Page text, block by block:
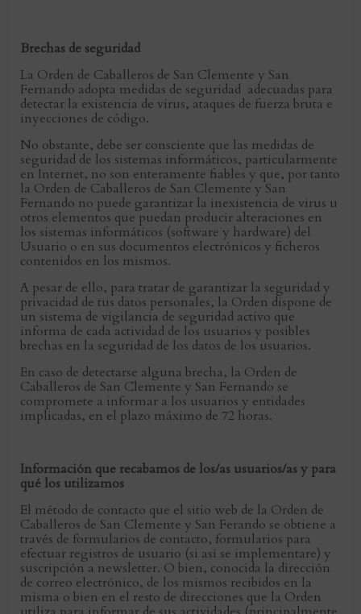
Brechas de seguridad
La Orden de Caballeros de San Clemente y San
Fernando adopta medidas de seguridad adecuadas para
detectar la existencia de virus, ataques de fuerza bruta e
inyecciones de código.
No obstante, debe ser consciente que las medidas de
seguridad de los sistemas informáticos, particularmente
en Internet, no son enteramente fiables y que, por tanto
la Orden de Caballeros de San Clemente y San
Fernando no puede garantizar la inexistencia de virus u
otros elementos que puedan producir alteraciones en
los sistemas informáticos (software y hardware) del
Usuario o en sus documentos electrónicos y ficheros
contenidos en los mismos.
A pesar de ello, para tratar de garantizar la seguridad y
privacidad de tus datos personales, la Orden dispone de
un sistema de vigilancia de seguridad activo que
informa de cada actividad de los usuarios y posibles
brechas en la seguridad de los datos de los usuarios.
En caso de detectarse alguna brecha, la Orden de
Caballeros de San Clemente y San Fernando se
compromete a informar a los usuarios y entidades
implicadas, en el plazo máximo de 72 horas.
Información que recabamos de los/as usuarios/as y para
qué los utilizamos
El método de contacto que el sitio web de la Orden de
Caballeros de San Clemente y San Ferando se obtiene a
través de formularios de contacto, formularios para
efectuar registros de usuario (si así se implementare) y
suscripción a newsletter. O bien, conocida la dirección
de correo electrónico, de los mismos recibidos en la
misma o bien en el resto de direcciones que la Orden